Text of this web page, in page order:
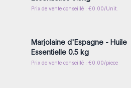
Prix de vente conseillé : €0.00/Unit.
Connectez-vous ou inscrivez-
Marjolaine d'Espagne - Huile
Essentielle 0.5 kg
Prix de vente conseillé : €0.00/piece
Connectez-vous ou inscrivez-